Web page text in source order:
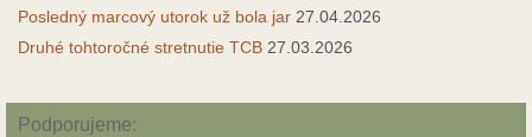
Posledný marcový utorok už bola jar 27.04.2026
Druhé tohtoročné stretnutie TCB 27.03.2026
Podporujeme: